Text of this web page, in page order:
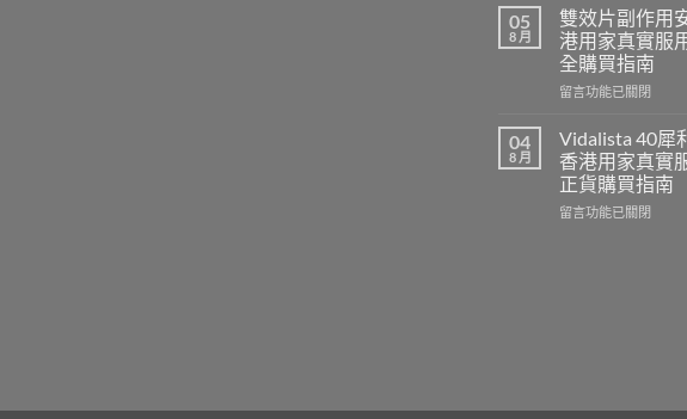
價：
香
港
用
家
實
服
用
心
得
利
勁
幾
時
食
有
效？
2026
香
港
整
05
8 月
雙效片副作用
港用家真實服
全購買指南
在
效
片
副
作
用
服
留言功能已關閉
04
8 月
Vidalista 40犀
香港用家真實
正貨購買指南
在
用
留言功能已關閉